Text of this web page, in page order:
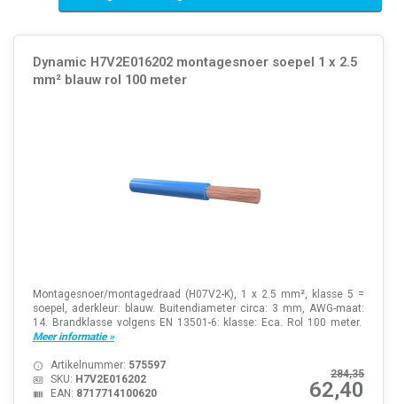
Dynamic H7V2E016202 montagesnoer soepel 1 x 2.5
mm² blauw rol 100 meter
Montagesnoer/montagedraad (H07V2-K), 1 x 2.5 mm², klasse 5 =
soepel, aderkleur: blauw. Buitendiameter circa: 3 mm, AWG-maat:
14. Brandklasse volgens EN 13501-6: klasse: Eca. Rol 100 meter.
Meer informatie »
284,35
62,40
Artikelnummer: 575597
SKU: H7V2E016202
EAN: 8717714100620